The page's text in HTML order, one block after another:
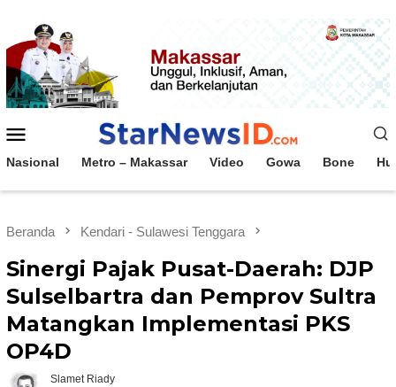
konten
Mobile
Nasional Metro – Makassar Video Gowa Bone
Beranda Kendari - Sulawesi Tenggara
Sinergi Pajak Pusat-Daerah: DJP
Sulselbartra dan Pemprov Sultra
Matangkan Implementasi PKS
OP4D
Slamet Riady